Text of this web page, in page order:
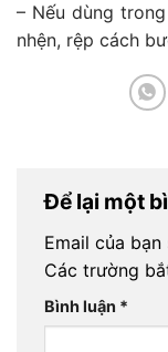
– Nếu dùng
nhện, rệp cách
Để lại một
Email của
Các trường
Bình luận *